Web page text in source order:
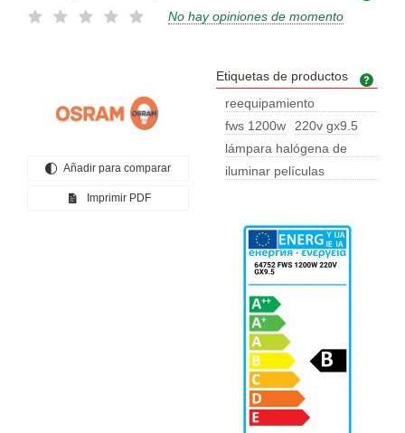
No hay opiniones de momento
Añadir para comparar
Imprimir PDF
Etiquetas de productos
reequipamiento
especializado
fws 1200w
220v gx9.5
lámpara halógena de
estudio de a
iluminar películas